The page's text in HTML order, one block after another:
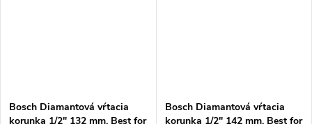
Bosch Diamantová vŕtacia
korunka 1/2" 132 mm, Best for
Bosch Diamantová vŕtacia
korunka 1/2" 142 mm, Best for